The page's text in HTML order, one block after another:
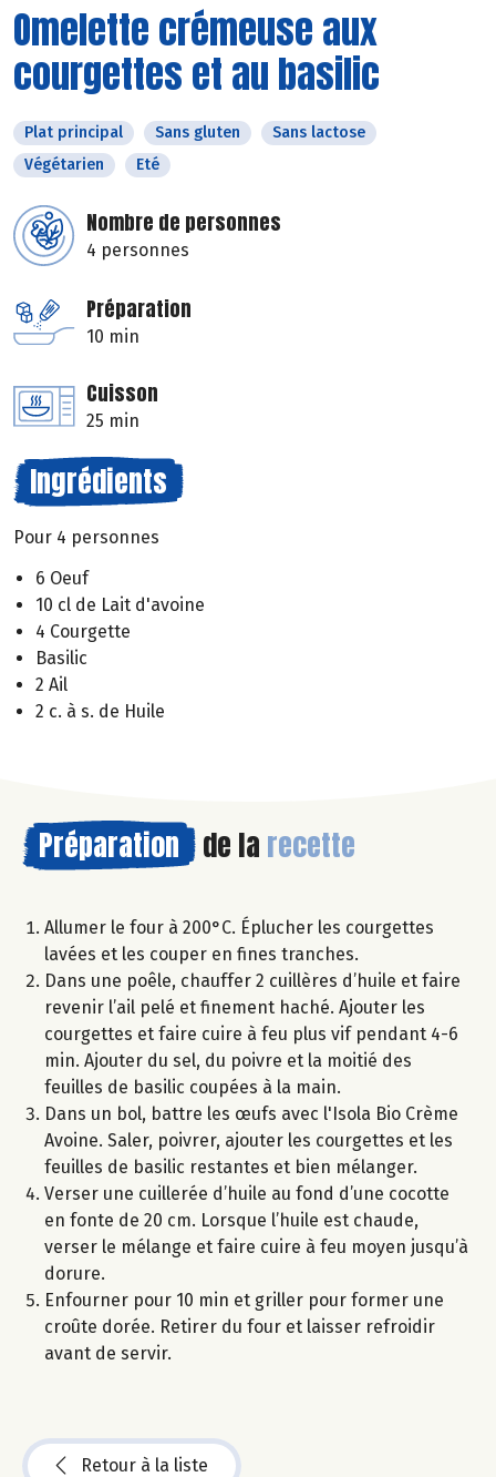
Omelette crémeuse aux
courgettes et au basilic
Plat principal Sans gluten
Sans lactose
Végétarien
Eté
Nombre de personnes
4 personnes
Préparation
10 min
Cuisson
25 min
Ingrédients
Pour 4 personnes
6 Oeuf
10 cl de Lait d'avoine
4 Courgette
Basilic
2 Ail
2 c. à s. de Huile
Préparation de la recette
Allumer le four à 200°C. Éplucher les courgettes
lavées et les couper en fines tranches.
Dans une poêle, chauffer 2 cuillères d’huile et faire
revenir l’ail pelé et finement haché. Ajouter les
courgettes et faire cuire à feu plus vif pendant 4-6
min. Ajouter du sel, du poivre et la moitié des
feuilles de basilic coupées à la main.
Dans un bol, battre les œufs avec l'Isola Bio Crème
Avoine. Saler, poivrer, ajouter les courgettes et les
feuilles de basilic restantes et bien mélanger.
Verser une cuillerée d’huile au fond d’une cocotte
en fonte de 20 cm. Lorsque l’huile est chaude,
verser le mélange et faire cuire à feu moyen jusqu’à
dorure.
Enfourner pour 10 min et griller pour former une
croûte dorée. Retirer du four et laisser refroidir
avant de servir.
Retour à la liste